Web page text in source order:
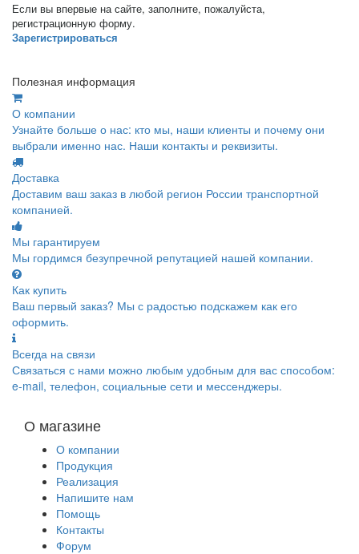
Если вы впервые на сайте, заполните, пожалуйста,
регистрационную форму.
Зарегистрироваться
Полезная информация
О компании
Узнайте больше о нас: кто мы, наши клиенты и почему они
выбрали именно нас. Наши контакты и реквизиты.
Доставка
Доставим ваш заказ в любой регион России транспортной
компанией.
Мы гарантируем
Мы гордимся безупречной репутацией нашей компании.
Как купить
Ваш первый заказ? Мы с радостью подскажем как его
оформить.
Всегда на связи
Связаться с нами можно любым удобным для вас способом:
e-mail, телефон, социальные сети и мессенджеры.
О магазине
О компании
Продукция
Реализация
Напишите нам
Помощь
Контакты
Форум